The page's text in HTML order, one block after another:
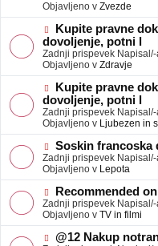
e
e
o
b
a
v
e
Objavljeno v Zvezde
N
o
v
e
o
b
a
v
e
Kupite pravne
dovoljenje, potni l
Zadnji prispevek
Objavljeno v Zdravje
N
o
v
e
o
b
j
a
v
e
Kupite pravne
dovoljenje, potni l
Zadnji prispevek
Objavljeno v Ljubezen in
N
o
v
e
o
b
j
a
v
Soskin francoska
Zadnji prispevek
Objavljeno v Lepota
N
o
v
e
o
Recommended
Zadnji prispevek
Objavljeno v TV in filmi
N
@12 Nakup